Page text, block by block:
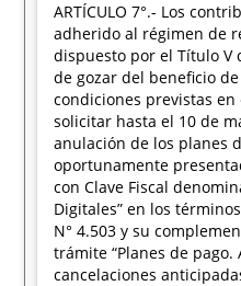
ARTÍCULO 7°.- Los
adherido al régimen de
dispuesto por el Título V
de gozar del beneficio
condiciones previstas
solicitar hasta el 10 de
anulación de los planes
oportunamente
con Clave Fiscal
Digitales” en los
N° 4.503 y su
trámite “Planes de pago.
cancelaciones